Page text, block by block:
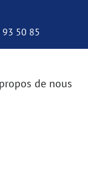
50 85
de nous